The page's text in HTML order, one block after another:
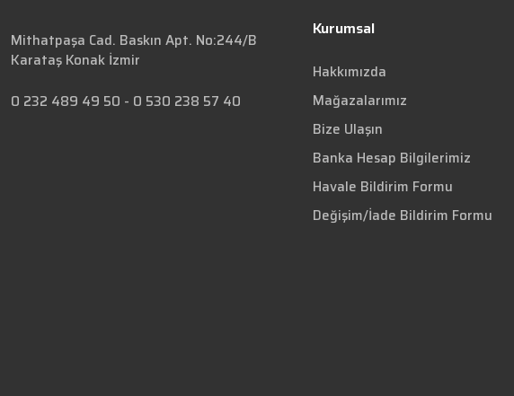
Mithatpaşa Cad. Baskın Apt. No:244/B
Karataş Konak İzmir
0 232 489 49 50 - 0 530 238 57 40
Kurumsal
Hakkımızda
Mağazalarımız
Bize Ulaşın
Banka Hesap Bilgilerimiz
Havale Bildirim Formu
Değişim/İade Bildirim Formu